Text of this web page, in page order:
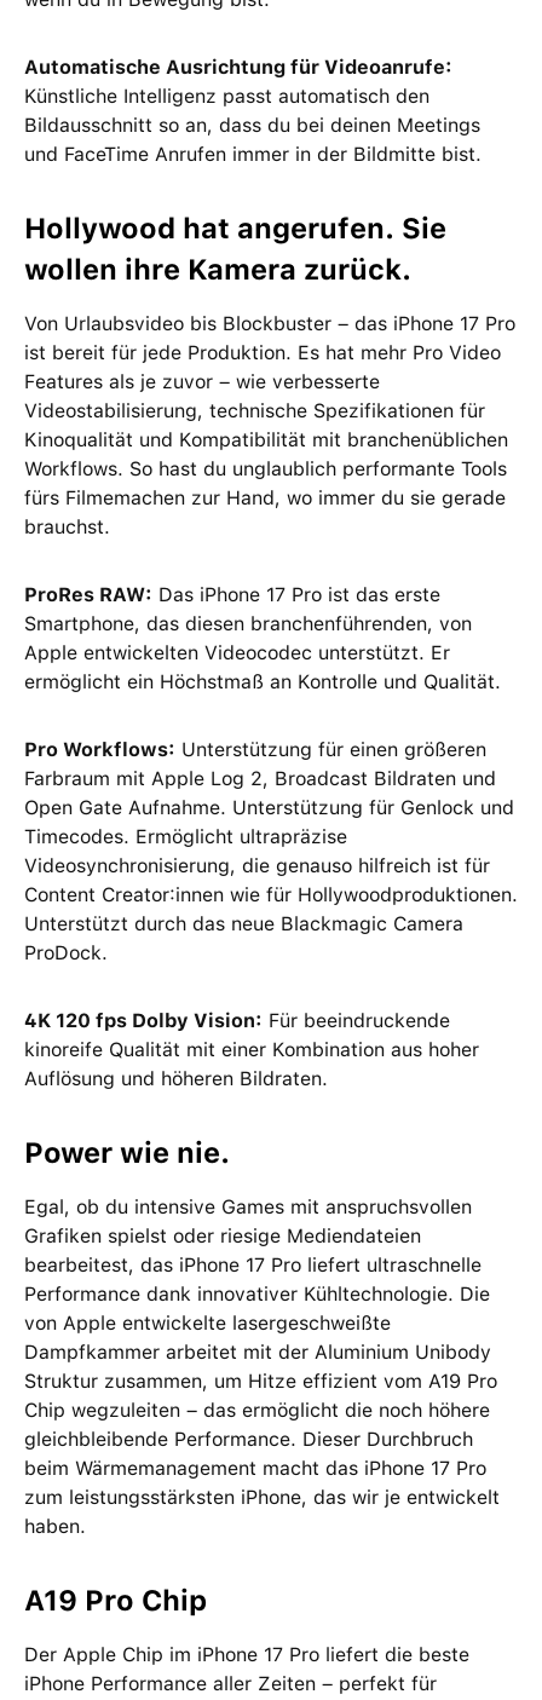
Automatische Ausrichtung für Videoanrufe:
Künstliche Intelligenz passt automatisch den
Bildausschnitt so an, dass du bei deinen Meetings
und FaceTime Anrufen immer in der Bildmitte bist.
Hollywood hat angerufen. Sie
wollen ihre Kamera zurück.
Von Urlaubsvideo bis Blockbuster – das iPhone 17 Pro
ist bereit für jede Produktion. Es hat mehr Pro Video
Features als je zuvor – wie verbesserte
Videostabilisierung, technische Spezifikationen für
Kinoqualität und Kompatibilität mit branchenüblichen
Workflows. So hast du unglaublich performante Tools
fürs Filmemachen zur Hand, wo immer du sie gerade
brauchst.
ProRes RAW: Das iPhone 17 Pro ist das erste
Smartphone, das diesen branchenführenden, von
Apple entwickelten Videocodec unterstützt. Er
ermöglicht ein Höchstmaß an Kontrolle und Qualität.
Pro Workflows: Unterstützung für einen größeren
Farbraum mit Apple Log 2, Broadcast Bildraten und
Open Gate Aufnahme. Unterstützung für Genlock und
Timecodes. Ermöglicht ultrapräzise
Videosynchronisierung, die genauso hilfreich ist für
Content Creator:innen wie für Hollywoodproduktionen.
Unterstützt durch das neue Blackmagic Camera
ProDock.
4K 120 fps Dolby Vision: Für beeindruckende
kinoreife Qualität mit einer Kombination aus hoher
Auflösung und höheren Bildraten.
Power wie nie.
Egal, ob du intensive Games mit anspruchsvollen
Grafiken spielst oder riesige Mediendateien
bearbeitest, das iPhone 17 Pro liefert ultraschnelle
Performance dank innovativer Kühltechnologie. Die
von Apple entwickelte lasergeschweißte
Dampfkammer arbeitet mit der Aluminium Unibody
Struktur zusammen, um Hitze effizient vom A19 Pro
Chip wegzuleiten – das ermöglicht die noch höhere
gleichbleibende Performance. Dieser Durchbruch
beim Wärmemanagement macht das iPhone 17 Pro
zum leistungsstärksten iPhone, das wir je entwickelt
haben.
A19 Pro Chip
Der Apple Chip im iPhone 17 Pro liefert die beste
iPhone Performance aller Zeiten – perfekt für